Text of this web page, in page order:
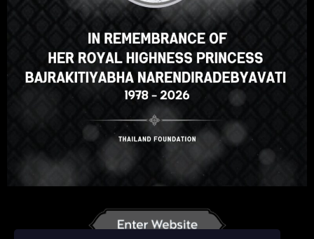
ENROLL COURSE
Select your language
English ภาษาไทย
Korean Japanese
Vietnamese
ພາສາລາວ